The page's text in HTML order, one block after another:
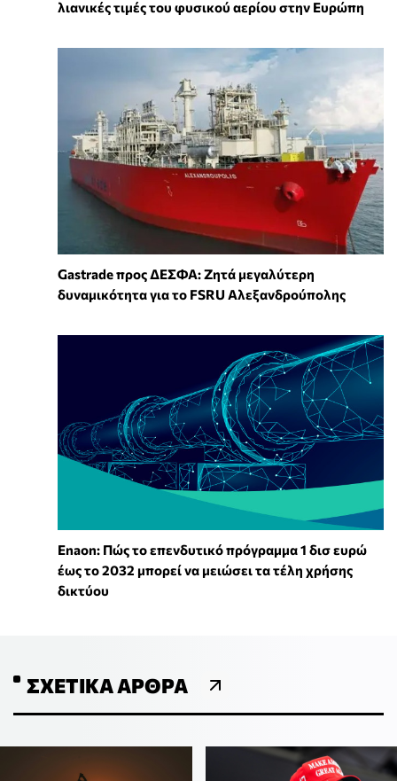
λιανικές τιμές του φυσικού αερίου στην Ευρώπη
Gastrade προς ΔΕΣΦΑ: Ζητά μεγαλύτερη
δυναμικότητα για το FSRU Αλεξανδρούπολης
Enaon: Πώς το επενδυτικό πρόγραμμα 1 δισ ευρώ
έως το 2032 μπορεί να μειώσει τα τέλη χρήσης
δικτύου
ΣΧΕΤΙΚΆ ΆΡΘΡΑ